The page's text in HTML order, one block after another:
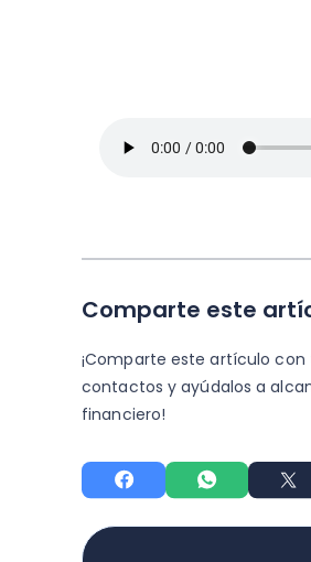
Comparte este
¡Comparte este artículo con
contactos y ayúdalos a
financiero!